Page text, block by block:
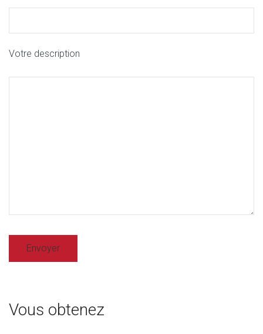
Votre description
Vous obtenez